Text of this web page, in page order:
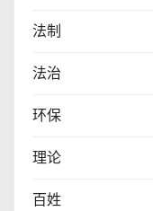
法制
法治
环保
理论
百姓